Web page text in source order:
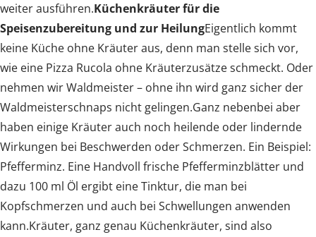
weiter ausführen.Küchenkräuter für die
Speisenzubereitung und zur HeilungEigentlich kommt
keine Küche ohne Kräuter aus, denn man stelle sich vor,
wie eine Pizza Rucola ohne Kräuterzusätze schmeckt. Oder
nehmen wir Waldmeister – ohne ihn wird ganz sicher der
Waldmeisterschnaps nicht gelingen.Ganz nebenbei aber
haben einige Kräuter auch noch heilende oder lindernde
Wirkungen bei Beschwerden oder Schmerzen. Ein Beispiel:
Pfefferminz. Eine Handvoll frische Pfefferminzblätter und
dazu 100 ml Öl ergibt eine Tinktur, die man bei
Kopfschmerzen und auch bei Schwellungen anwenden
kann.Kräuter, ganz genau Küchenkräuter, sind also